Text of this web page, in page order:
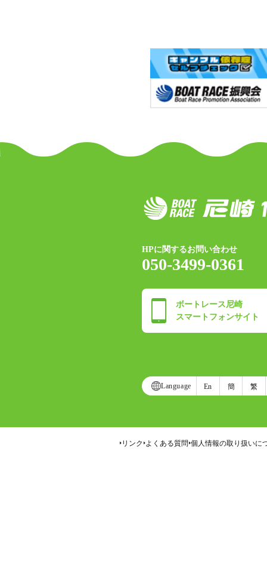
HPに関するお問い合わせ
050-3499-0361
ボートレース尼崎
スマートフォンサイト
Language En 簡 繁
リンク よくある質問 個人情報の取り扱いに